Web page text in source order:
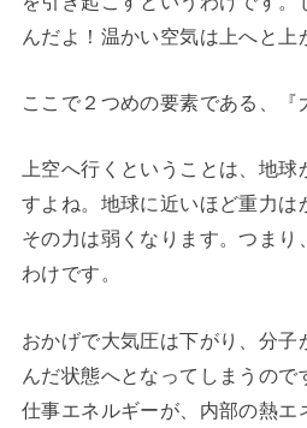
んだよ！温かい空気は上へと上
ここで２つめの要素である、『
上空へ行くということは、地
すよね。地球に近いほど重力は
その力は弱くなります。つまり
わけです。
おかげで大気圧は下がり、分子
んだ状態へとなってしまうの
仕事エネルギーが、内部の熱エ